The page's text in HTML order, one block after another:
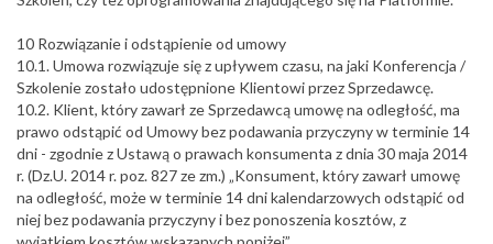
10 Rozwiązanie i odstąpienie od umowy
10.1. Umowa rozwiązuje się z upływem czasu, na jaki Konferencja /
Szkolenie zostało udostępnione Klientowi przez Sprzedawcę.
10.2. Klient, który zawarł ze Sprzedawcą umowę na odległość, ma
prawo odstąpić od Umowy bez podawania przyczyny w terminie 14
dni - zgodnie z Ustawą o prawach konsumenta z dnia 30 maja 2014
r. (Dz.U. 2014 r. poz. 827 ze zm.) „Konsument, który zawarł umowę
na odległość, może w terminie 14 dni kalendarzowych odstąpić od
niej bez podawania przyczyny i bez ponoszenia kosztów, z